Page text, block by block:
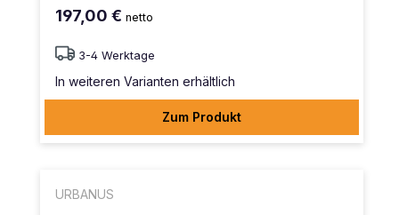
197,00 € netto
3-4 Werktage
In weiteren Varianten erhältlich
Zum Produkt
URBANUS